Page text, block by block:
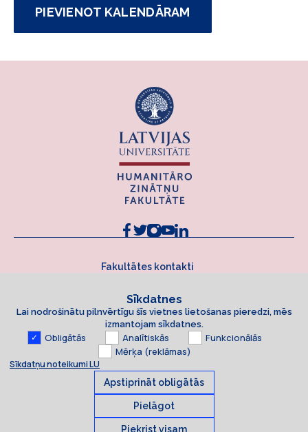
PIEVIENOT KALENDĀRAM
Fakultātes kontakti
Sīkdatnes
Lai nodrošinātu pilnvērtīgu šīs vietnes lietošanas pieredzi, mēs
izmantojam sīkdatnes.
Obligātās Analītiskās
Funkcionālās
Mērķa (reklāmas)
Sīkdatņu noteikumi LU
Apstiprināt obligātās
Pielāgot
Piekrist visam